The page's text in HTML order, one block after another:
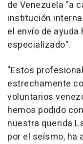
de Venezuela "a
institución
el envío de
especializado".
"Estos
estrechamente
voluntarios
hemos podido
nuestra querida
por el seísmo, ha